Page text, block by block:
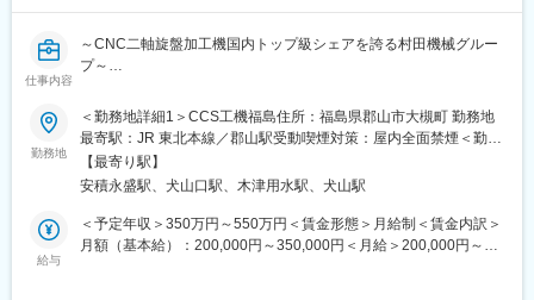
■働き方：
各拠点の近くに自宅がある前提で直行直帰が可能です。各拠点に
は1～2名が所属し、本社犬山の方で仕事の管理を行っています。
メンバーの仕事はPCで管理できるため、効率的に業務を進めるこ
とができます。
■当社の特徴・魅力：
期間中も村田機械社の犬山事業所が研修拠点となりますので、村
田機械が誇る最新技術に触れられる環境となっています。
仕事内容
～CNC二軸旋盤加工機国内トップ級シェアを誇る村田機械グルー
プ～
■ミッション：
CNC平行2軸型旋盤のメンテナンス・点検・更新（リプレース・
予防保全）提案を通じて、顧客の生産効率と機械の長寿命化を実
現し、顧客満足度を向上させます。
■業務詳細：
故障原因の究明及び再発予防対策の立案
勤務地
＜勤務地詳細1＞CCS工機福島住所：福島県郡山市大槻町 勤務地
最寄駅：JR 東北本線／郡山駅受動喫煙対策：屋内全面禁煙＜勤務
地詳細2＞犬山事業所住所：愛知県犬山市橋爪中島2 勤務地最寄
駅：名鉄犬山線／犬山口駅受動喫煙対策：敷地内喫煙可能場所あ
【最寄り駅】
安積永盛駅、犬山口駅、木津用水駅、犬山駅
給与
＜予定年収＞350万円～550万円＜賃金形態＞月給制＜賃金内訳＞
月額（基本給）：200,000円～350,000円＜月給＞200,000円～